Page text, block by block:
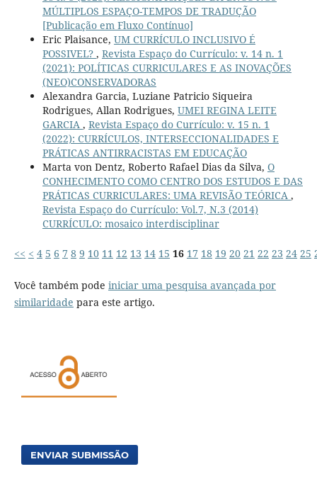
MÚLTIPLOS ESPAÇO-TEMPOS DE TRADUÇÃO
[Publicação em Fluxo Contínuo]
Eric Plaisance, UM CURRÍCULO INCLUSIVO É
POSSIVEL? , Revista Espaço do Currículo: v. 14 n. 1
(2021): POLÍTICAS CURRICULARES E AS INOVAÇÕES
(NEO)CONSERVADORAS
Alexandra Garcia, Luziane Patricio Siqueira
Rodrigues, Allan Rodrigues, UMEI REGINA LEITE
GARCIA , Revista Espaço do Currículo: v. 15 n. 1
(2022): CURRÍCULOS, INTERSECCIONALIDADES E
PRÁTICAS ANTIRRACISTAS EM EDUCAÇÃO
Marta von Dentz, Roberto Rafael Dias da Silva, O
CONHECIMENTO COMO CENTRO DOS ESTUDOS E DAS
PRÁTICAS CURRICULARES: UMA REVISÃO TEÓRICA ,
Revista Espaço do Currículo: Vol.7, N.3 (2014)
CURRÍCULO: mosaico interdisciplinar
<< < 4 5 6 7 8 9 10 11 12 13 14 15 16 17 18 19 20 21 22 23 24 25
Você também pode iniciar uma pesquisa avançada por
similaridade para este artigo.
ENVIAR SUBMISSÃO